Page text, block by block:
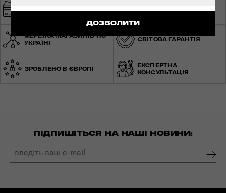
ДОЗВОЛИТИ
МЕРЕЖА МАГАЗИНІВ ПО
УКРАЇНІ
СВІТОВА ГАРАНТІЯ
ЗРОБЛЕНО В ЄВРОПІ
ЕКСПЕРТНА
КОНСУЛЬТАЦІЯ
ПІДПИШІТЬСЯ НА НАШІ НОВИНИ: